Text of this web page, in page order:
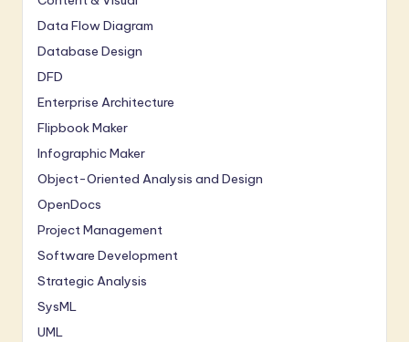
Data Flow Diagram
Database Design
DFD
Enterprise Architecture
Flipbook Maker
Infographic Maker
Object-Oriented Analysis and Design
OpenDocs
Project Management
Software Development
Strategic Analysis
SysML
UML